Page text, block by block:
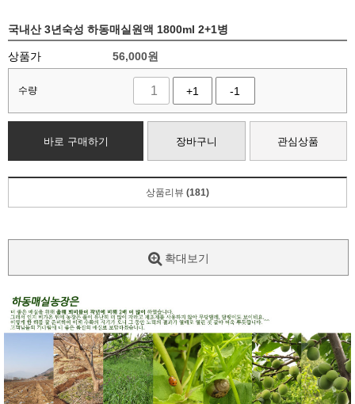
국내산 3년숙성 하동매실원액 1800ml 2+1병
상품가 56,000원
수량 +1 -1
바로 구매하기 장바구니 관심상품
상품리뷰 (181)
확대보기